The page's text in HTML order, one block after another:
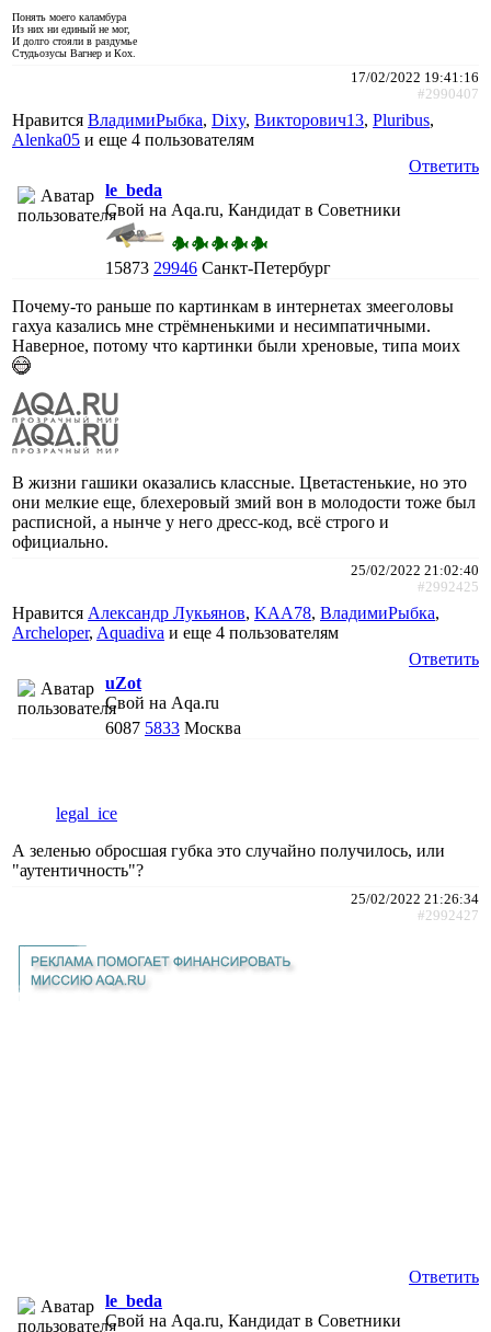
Понять моего каламбура
Из них ни единый не мог,
И долго стояли в раздумье
Студьозусы Вагнер и Кох.
17/02/2022 19:41:16
#2990407
Нравится ВладимиРыбка, Dixy, Викторович13, Pluribus,
Alenka05 и еще 4 пользователям
Ответить
le_beda
Свой на Aqa.ru, Кандидат в Советники
15873 29946 Санкт-Петербург
Почему-то раньше по картинкам в интернетах змееголовы
гахуа казались мне стрёмненькими и несимпатичными.
Наверное, потому что картинки были хреновые, типа моих
В жизни гашики оказались классные. Цветастенькие, но это
они мелкие еще, блехеровый змий вон в молодости тоже был
расписной, а нынче у него дресс-код, всё строго и
официально.
25/02/2022 21:02:40
#2992425
Нравится Александр Лукьянов, KAA78, ВладимиРыбка,
Archeloper, Aquadiva и еще 4 пользователям
Ответить
uZot
Свой на Aqa.ru
6087 5833 Москва
legal_ice
А зеленью обросшая губка это случайно получилось, или
"аутентичность"?
25/02/2022 21:26:34
#2992427
Ответить
le_beda
Свой на Aqa.ru, Кандидат в Советники